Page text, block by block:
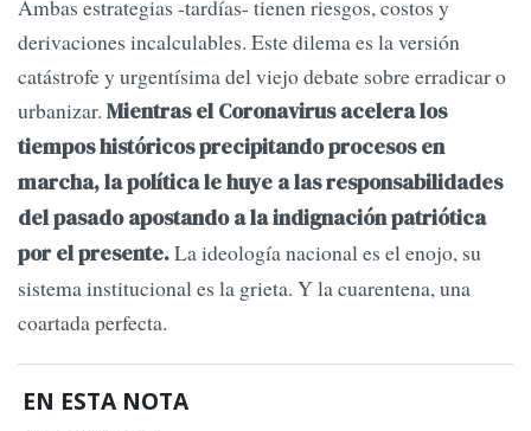
Ambas estrategias -tardías- tienen riesgos, costos y
derivaciones incalculables. Este dilema es la versión
catástrofe y urgentísima del viejo debate sobre erradicar o
urbanizar. Mientras el Coronavirus acelera los
tiempos históricos precipitando procesos en
marcha, la política le huye a las responsabilidades
del pasado apostando a la indignación patriótica
por el presente.La ideología nacional es el enojo, su
sistema institucional es la grieta. Y la cuarentena, una
coartada perfecta.
EN ESTA NOTA